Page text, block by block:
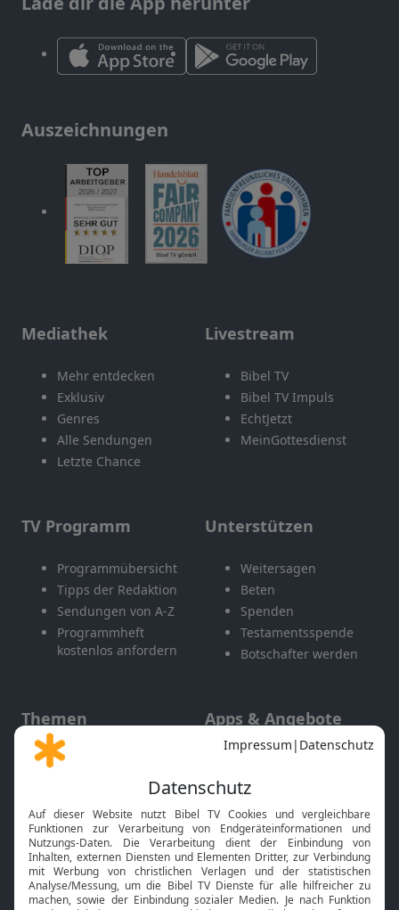
Auszeichnungen
Mediathek
Mehr entdecken
Exklusiv
Genres
Alle Sendungen
Letzte Chance
Livestream
Bibel TV
Bibel TV Impuls
EchtJetzt
MeinGottesdienst
TV Programm
Programmübersicht
Tipps der Redaktion
Sendungen von A-Z
Programmheft
kostenlos anfordern
Unterstützen
Weitersagen
Beten
Spenden
Testamentsspende
Botschafter werden
Themen
Gott und Bibel erklärt
Neuigkeiten
Apps & Angebote
Mobile App
Smart TV
HbbTV
Bibelthek Online-Bibel
Nächster Gottesdienst